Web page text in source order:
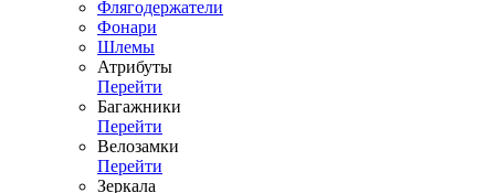
Флягодержатели
Фонари
Шлемы
Атрибуты
Перейти
Багажники
Перейти
Велозамки
Перейти
Зеркала